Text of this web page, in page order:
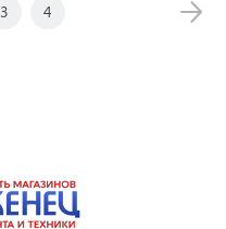
3 4